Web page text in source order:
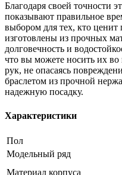
Благодаря своей точности
показывают правильное
выбором для тех, кто ценит
изготовлены из прочных
долговечность и
что вы можете носить их
рук, не опасаясь
браслетом из прочной
надежную посадку.
Характеристики
Пол
Модельный ряд
Материал корпуса